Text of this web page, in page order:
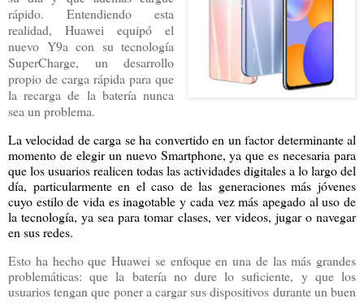
rápido. Entendiendo esta
realidad, Huawei equipó el
nuevo Y9a con su tecnología
SuperCharge, un desarrollo
propio de carga rápida para que
la recarga de la batería nunca
sea un problema.
La velocidad de carga se ha convertido en un factor determinante al
momento de elegir un nuevo Smartphone, ya que es necesaria para
que los usuarios realicen todas las actividades digitales a lo largo del
día, particularmente en el caso de las generaciones más jóvenes
cuyo estilo de vida es inagotable y cada vez más apegado al uso de
la tecnología, ya sea para tomar clases, ver videos, jugar o navegar
en sus redes.
Esto ha hecho que Huawei se enfoque en una de las más grandes
problemáticas: que la batería no dure lo suficiente, y que los
usuarios tengan que poner a cargar sus dispositivos durante un buen